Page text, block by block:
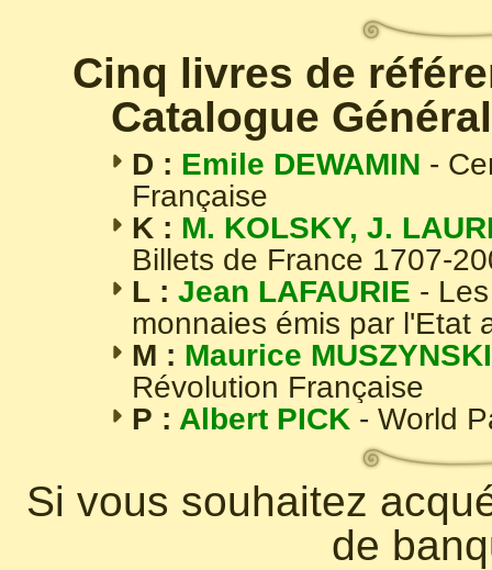
Cinq livres de
Catalogue
D : Emile DEWAMIN -
Française
K : M. KOLSKY, J.
Billets de France 1707-
L : Jean LAFAURIE -
monnaies émis par l'Etat
M : Maurice MUSZYNSKI
Révolution Française
P : Albert PICK - World
Si vous souhaitez
de